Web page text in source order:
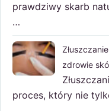
prawdziwy skarb
…
zdrowie
proces, który nie